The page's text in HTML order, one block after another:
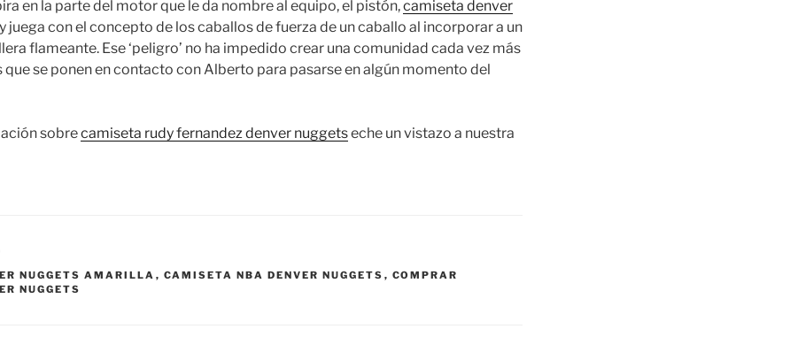
en la parte del motor que le da nombre al equipo, el pistón,camiseta denver
y juega con el concepto de los caballos de fuerza de un caballo al incorporar a un
flameante. Ese ‘peligro’ no ha impedido crear una comunidad cada vez más
se ponen en contacto con Alberto para pasarse en algún momento del
sobrecamiseta rudy fernandez denver nuggetseche un vistazo a nuestra
NUGGETS AMARILLA , CAMISETA NBA DENVER NUGGETS , COMPRAR
NUGGETS